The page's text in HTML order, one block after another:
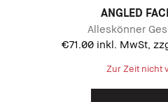
ANGLED
Alleskönner
€71.00 inkl. MwSt,
Zur Zeit nicht